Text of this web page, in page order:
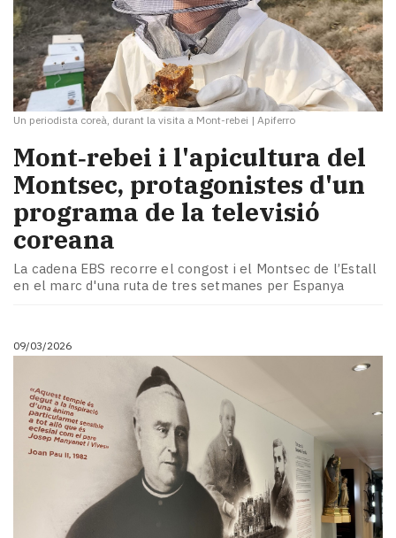
Un periodista coreà, durant la visita a Mont-rebei | Apiferro
Mont‑rebei i l'apicultura del
Montsec, protagonistes d'un
programa de la televisió
coreana
La cadena EBS recorre el congost i el Montsec de l’Estall
en el marc d'una ruta de tres setmanes per Espanya
09/03/2026